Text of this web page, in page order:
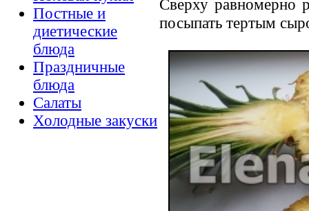
Постные и
диетические
блюда
Праздничные
блюда
Салаты
Холодные закуски
Сверху равномерно
посыпать тертым